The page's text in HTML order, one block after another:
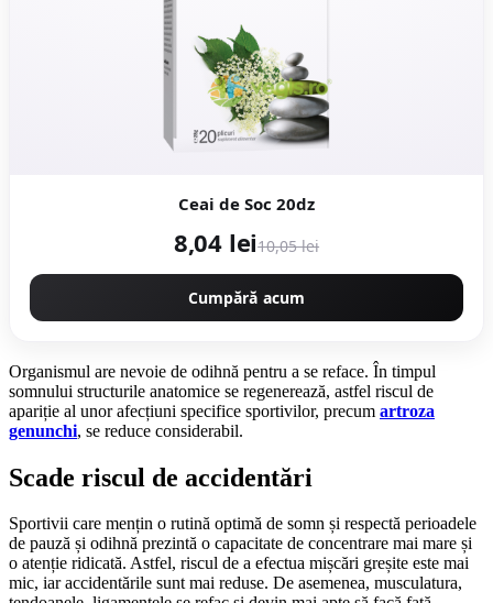
Ceai de Soc 20dz
8,04 lei10,05 lei
Cumpără acum
Organismul are nevoie de odihnă pentru a se reface. În timpul
somnului structurile anatomice se regenerează, astfel riscul de
apariție al unor afecțiuni specifice sportivilor, precum artroza
genunchi, se reduce considerabil.
Scade riscul de accidentări
Sportivii care mențin o rutină optimă de somn și respectă perioadele
de pauză și odihnă prezintă o capacitate de concentrare mai mare și
o atenție ridicată. Astfel, riscul de a efectua mișcări greșite este mai
mic, iar accidentările sunt mai reduse. De asemenea, musculatura,